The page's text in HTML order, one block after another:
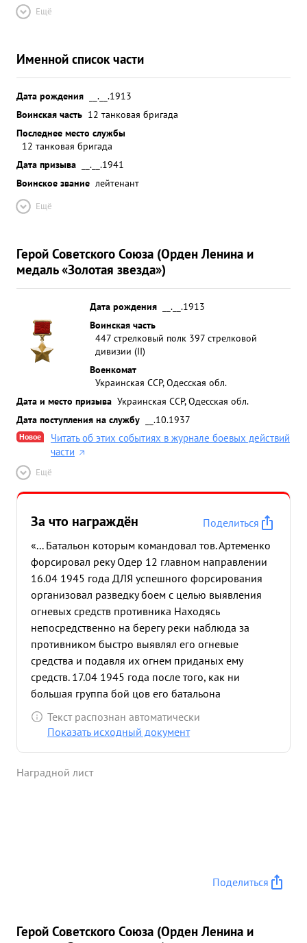
Ещё
Именной список части
Дата рождения
__.__.1913
Воинская часть 12 танковая бригада
Последнее место службы
12 танковая бригада
Дата призыва
__.__.1941
Воинское звание лейтенант
Ещё
Герой Советского Союза (Орден Ленина и
медаль «Золотая звезда»)
Дата рождения
__.__.1913
Воинская часть
447 стрелковый полк 397 стрелковой
дивизии (II)
Военкомат
Украинская ССР, Одесская обл.
Дата и место призыва Украинская ССР, Одесская обл.
Дата поступления на службу
__.10.1937
Новое
Читать об этих событиях в журнале боевых действий
части
Ещё
За что награждён
Поделиться
«... Батальон которым командовал тов. Артеменко
форсировал реку Одер 12 главном направлении
16.04 1945 года ДЛЯ успешного форсирования
организовал разведку боем с целью выявления
огневых средств противника Находясь
непосредственно на берегу реки наблюда за
противником быстро выявлял его огневые
средства и подавля их огнем приданых ему
средств. 17.04 1945 года после того, как ни
большая группа бой цов его батальона
форсировала реку и ворчалось в траншею
противника и для более гибкого руково водства
артиллерией находящейся на правом врегу и
Правительственной награде-присвоение звания
Текст распознан автоматически
Показать исходный документ
Наградной лист
Поделиться
Герой Советского Союза (Орден Ленина и